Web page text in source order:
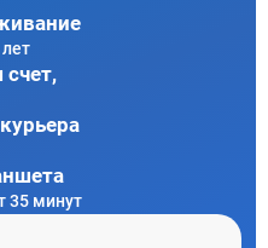
счет,
35 минут